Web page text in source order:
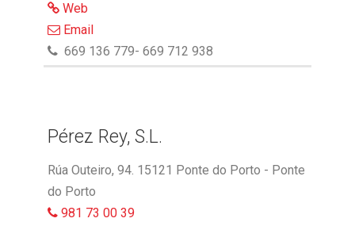
Web
Email
669 136 779- 669 712 938
Pérez Rey, S.L.
Rúa Outeiro, 94. 15121 Ponte do Porto - Ponte
do Porto
981 73 00 39